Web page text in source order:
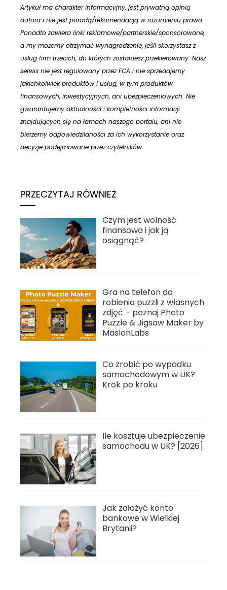
Artykuł ma charakter informacyjny, jest prywatną opinią
autora i nie jest poradą/rekomendacją w rozumieniu prawa.
Ponadto zawiera linki reklamowe/partnerskie/sponsorowane,
a my możemy otrzymać wynagrodzenie, jeśli skorzystasz z
usług firm trzecich, do których zostaniesz przekierowany. Nasz
serwis nie jest regulowany przez FCA i nie sprzedajemy
jakichkolwiek produktów i usług, w tym produktów
finansowych, inwestycyjnych, ani ubezpieczeniowych. Nie
gwarantujemy aktualności i kompletności informacji
znajdujących się na łamach naszego portalu, ani nie
bierzemy odpowiedzilaności za ich wykorzystanie oraz
decyzje podejmowane przez czytelników.
PRZECZYTAJ RÓWNIEŻ
Czym jest wolność
finansowa i jak ją
osiągnąć?
Gra na telefon do
robienia puzzli z własnych
zdjęć – poznaj Photo
Puzzle & Jigsaw Maker by
MaslonLabs
Co zrobić po wypadku
samochodowym w UK?
Krok po kroku
Ile kosztuje ubezpieczenie
samochodu w UK? [2026]
Jak założyć konto
bankowe w Wielkiej
Brytanii?